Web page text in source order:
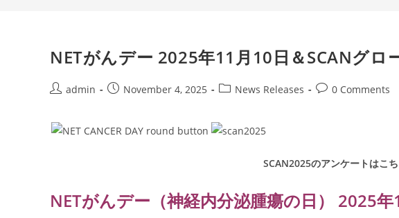
NETがんデー 2025年11月10日＆SCANグロ
Postadmin
PostNovember 4, 2025
PostNews Releases
Post0 Comments
SCAN2025のアンケートはこ
NETがんデー（神経内分泌腫瘍の日） 2025年